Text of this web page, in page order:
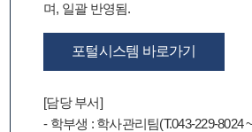
며, 일괄 반영됨.
포털시스템 바로가기
[담당 부서]
- 학부생 : 학사관리팀(T.043-229-8024